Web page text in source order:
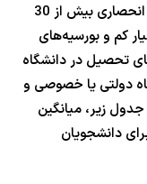
در ترکیه، با موسسه اپلای لند بعنوان نماینده انحصاری بیش از 30
کم و بورسیه‌های
تحصیل در دانشگاه
دولتی یا خصوصی و
زیر، میانگین
دانشجویان